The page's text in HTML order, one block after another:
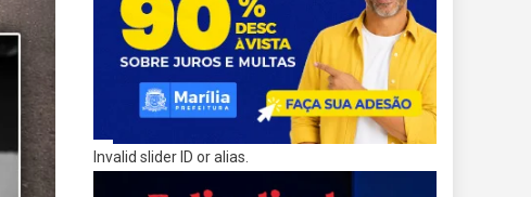
Invalid slider ID or alias.